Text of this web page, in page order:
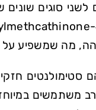
לשני סוגים
מה שמשפיע על
סטימולנטים
משתמשים